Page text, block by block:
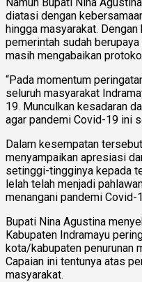
diatasi dengan
hingga masyarakat.
pemerintah sudah
masih mengabaikan
“Pada momentum
seluruh masyarakat
19. Munculkan kesadaran
agar pandemi Covid-19 ini
Dalam kesempatan
menyampaikan apresiasi
setinggi-tingginya kepada
lelah telah menjadi
menangani pandemi Covid-
Bupati Nina Agustina
Kabupaten Indramayu
kota/kabupaten penurunan
Capaian ini tentunya atas
masyarakat.